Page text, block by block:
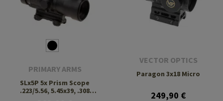
PRIMARY ARMS
SLx5P 5x Prism Scope
.223/5.56, 5.45x39, .308
VECTOR OPTICS
Paragon 3x18 Micro
249,90 €